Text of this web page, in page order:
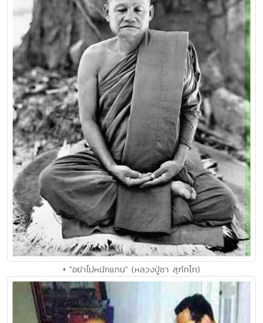
• "อย่าไปหนักแทน" (หลวงปู่ชา สุภัทโท)